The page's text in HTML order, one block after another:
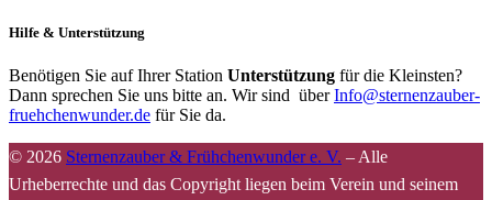
Hilfe & Unterstützung
Benötigen Sie auf Ihrer Station Unterstützung für die Kleinsten?
Dann sprechen Sie uns bitte an. Wir sind überInfo@sternenzauber-
fruehchenwunder.de für Sie da.
© 2026 Sternenzauber & Frühchenwunder e. V. – Alle
Urheberrechte und das Copyright liegen beim Verein und seinem